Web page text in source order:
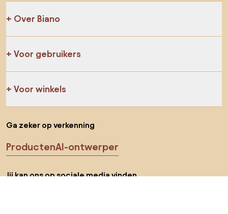
Over Biano
Voor gebruikers
Voor winkels
Ga zeker op verkenning
ProductenAI-ontwerper
Jij kan ons op sociale media vinden